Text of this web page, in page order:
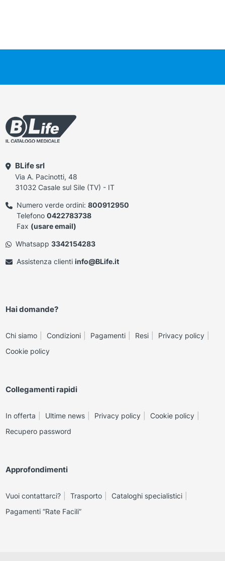
BLife srl
Via A. Pacinotti, 48
31032 Casale sul Sile (TV) - IT
Numero verde ordini: 800912950
Telefono 0422783738
Fax (usare email)
Whatsapp 3342154283
Assistenza clienti info@BLife.it
Hai domande?
Chi siamo Condizioni Pagamenti Resi
Privacy policy
Cookie policy
Collegamenti rapidi
In offerta Ultime news Privacy policy
Cookie policy
Recupero password
Approfondimenti
Vuoi contattarci? Trasporto
Cataloghi specialistici
Pagamenti “Rate Facili”